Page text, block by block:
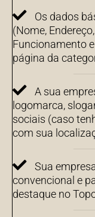
Os dados
(Nome,
Funcionamento
página da
A sua
logomarca,
sociais (caso
com sua
Sua
convencional e
destaque no